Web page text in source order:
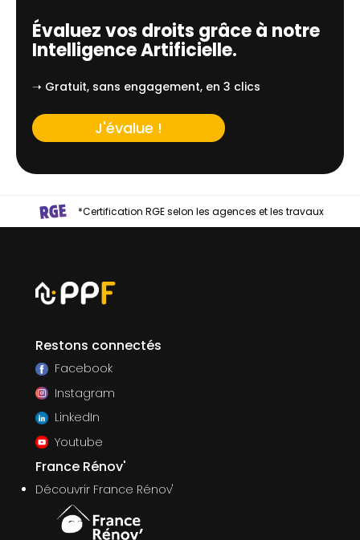
Évaluez vos droits grâce à notre
Intelligence Artificielle.
➝ Gratuit, sans engagement, en 3 clics
J'évalue !
*Certification RGE selon les agences et les travaux
Restons connectés
Facebook
Instagram
LinkedIn
Youtube
France Rénov'
Découvrir France Rénov'